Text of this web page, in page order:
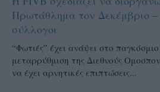
Πρωτάθλημα τον Δεκέμβριο –
σύλλογοι
“Φωτιές” έχει ανάψει στο
μεταρρύθμιση της Διεθνούς
να έχει αρνητικές επιπτώσεις...